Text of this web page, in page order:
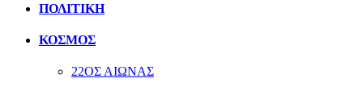
ΠΟΛΙΤΙΚΗ
ΚΟΣΜΟΣ
22ΟΣ ΑΙΩΝΑΣ